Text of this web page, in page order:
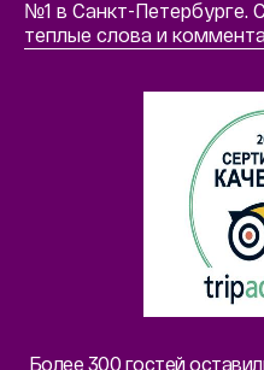
№1 в Санкт-Петербурге.
теплые слова и
Более 300 гостей